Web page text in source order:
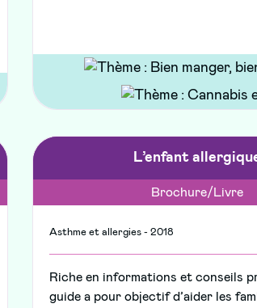
L’enfant
Brochure/Livre
Asthme et allergies - 2018
Riche en informations et conseils
guide a pour objectif d’aider les